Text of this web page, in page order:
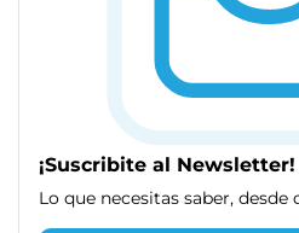
¡Suscribite al Newsletter!
Lo que necesitas saber, desde